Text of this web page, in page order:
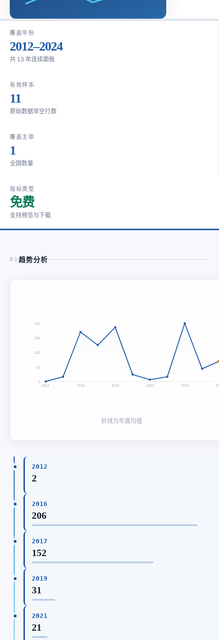
覆盖年份
2012–2024
共 13 年连续面板
有效样本
11
原始数据非空行数
覆盖主体
1
全国数量
指标类型
免费
支持预览与下载
01 趋势分析
242
182
122
62
2
2012 2016 2018 2020 2022
折线为年度均值
2012
2
2016
206
2017
152
2019
31
2021
21